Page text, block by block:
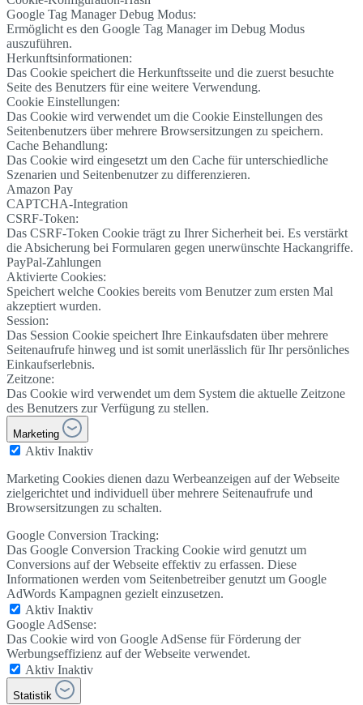
Google Tag Manager Debug Modus:
Ermöglicht es den Google Tag Manager im Debug Modus
auszuführen.
Herkunftsinformationen:
Das Cookie speichert die Herkunftsseite und die zuerst besuchte
Seite des Benutzers für eine weitere Verwendung.
Cookie Einstellungen:
Das Cookie wird verwendet um die Cookie Einstellungen des
Seitenbenutzers über mehrere Browsersitzungen zu speichern.
Cache Behandlung:
Das Cookie wird eingesetzt um den Cache für unterschiedliche
Szenarien und Seitenbenutzer zu differenzieren.
Amazon Pay
CAPTCHA-Integration
CSRF-Token:
Das CSRF-Token Cookie trägt zu Ihrer Sicherheit bei. Es verstärkt
die Absicherung bei Formularen gegen unerwünschte Hackangriffe.
PayPal-Zahlungen
Aktivierte Cookies:
Speichert welche Cookies bereits vom Benutzer zum ersten Mal
akzeptiert wurden.
Session:
Das Session Cookie speichert Ihre Einkaufsdaten über mehrere
Seitenaufrufe hinweg und ist somit unerlässlich für Ihr persönliches
Einkaufserlebnis.
Zeitzone:
Das Cookie wird verwendet um dem System die aktuelle Zeitzone
des Benutzers zur Verfügung zu stellen.
Marketing
Aktiv Inaktiv
Marketing Cookies dienen dazu Werbeanzeigen auf der Webseite
zielgerichtet und individuell über mehrere Seitenaufrufe und
Browsersitzungen zu schalten.
Google Conversion Tracking:
Das Google Conversion Tracking Cookie wird genutzt um
Conversions auf der Webseite effektiv zu erfassen. Diese
Informationen werden vom Seitenbetreiber genutzt um Google
AdWords Kampagnen gezielt einzusetzen.
Aktiv Inaktiv
Google AdSense:
Das Cookie wird von Google AdSense für Förderung der
Werbungseffizienz auf der Webseite verwendet.
Aktiv Inaktiv
Statistik